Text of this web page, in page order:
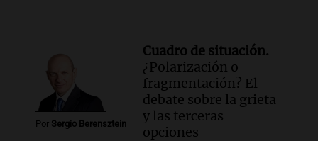
Por Sergio Berensztein
Cuadro de situación.
¿Polarización o
fragmentación? El
debate sobre la grieta
y las terceras
opciones